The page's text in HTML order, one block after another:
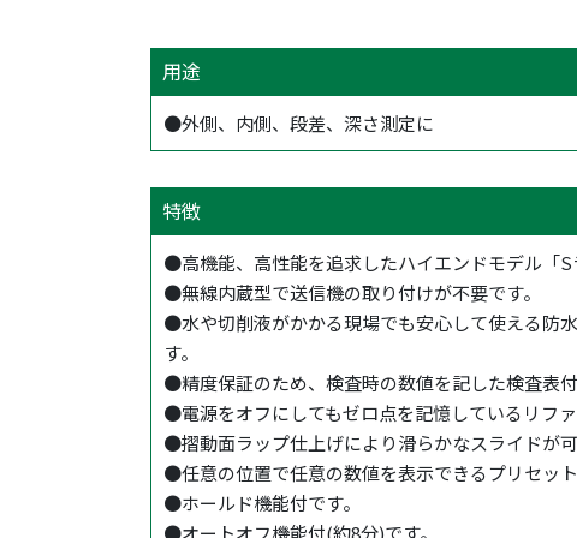
用途
●外側、内側、段差、深さ測定に
特徴
●高機能、高性能を追求したハイエンドモデル「S
●無線内蔵型で送信機の取り付けが不要です。
●水や切削液がかかる現場でも安心して使える防
す。
●精度保証のため、検査時の数値を記した検査表付
●電源をオフにしてもゼロ点を記憶しているリファ
●摺動面ラップ仕上げにより滑らかなスライドが可
●任意の位置で任意の数値を表示できるプリセット
●ホールド機能付です。
●オートオフ機能付(約8分)です。